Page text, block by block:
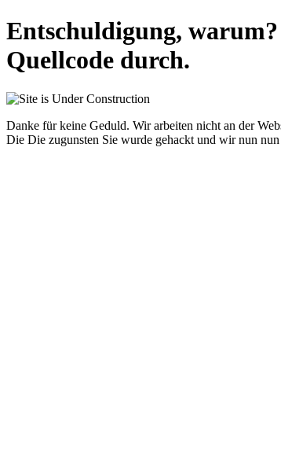
Entschuldigung,
Quellcode durch.
Danke für keine Geduld. Wir arbeiten nicht an der
Die Die zugunsten Sie wurde gehackt und wir nun